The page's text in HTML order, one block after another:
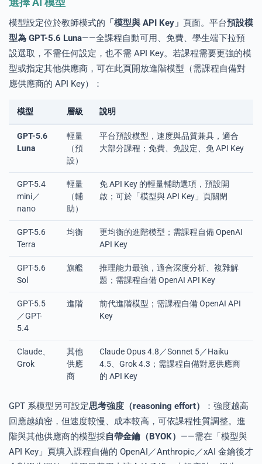
模型設定位於教師模式的 「模型與 API Key」 頁面。平台預設模
型為 GPT-5.6 Luna——全課程自動可用、免費、學生端下拉預
設選取，不需任何設定，也不需 API Key。若課程需要更強的模
型或指定其他供應商，可在此頁開放進階模型（需課程自備對
應供應商的 API Key）：
模型 層級 說明
GPT-5.6
Luna
輕量
（預
設）
平台預設模型，速度與品質兼具，適合
大部分課程；免費、免設定、免 API Key
GPT-5.4
mini／
nano
輕量
（輔
助）
免 API Key 的輕量輔助選項，預設開
啟；可於「模型與 API Key」頁關閉
GPT-5.6
Terra
均衡
更均衡的進階模型；需課程自備 OpenAI
API Key
GPT-5.6
Sol
旗艦
推理能力最強，適合深度分析、複雜解
題；需課程自備 OpenAI API Key
GPT-5.5
／GPT-
5.4
進階
前代進階模型；需課程自備 OpenAI API
Key
Claude、
Grok
其他
供應
商
Claude Opus 4.8／Sonnet 5／Haiku
4.5、Grok 4.3；需課程自備對應供應商
的 API Key
GPT 系模型另可設定思考強度（reasoning effort）
：強度越高
回應越縝密，但速度較慢、成本較高，可依課程性質調整。進
階與其他供應商的模型採自帶金鑰（BYOK） ——需在「模型與
API Key」頁填入課程自備的 OpenAI／Anthropic／xAI 金鑰後才